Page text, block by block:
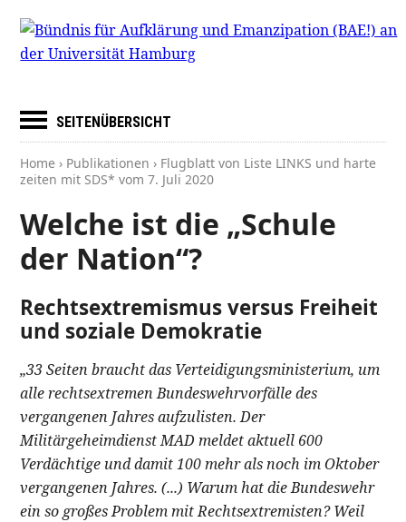
SEITENÜBERSICHT
Home › Publikationen › Flugblatt von Liste LINKS und harte
zeiten mit SDS* vom7. Juli 2020
Welche ist die „Schule
der Nation“?
Rechtsextremismus versus Freiheit
und soziale Demokratie
„33 Seiten braucht das Verteidigungsministerium, um
alle rechtsextremen Bundeswehrvorfälle des
vergangenen Jahres aufzulisten. Der
Militärgeheimdienst MAD meldet aktuell 600
Verdächtige und damit 100 mehr als noch im Oktober
vergangenen Jahres. (...) Warum hat die Bundeswehr
ein so großes Problem mit Rechtsextremisten? Weil